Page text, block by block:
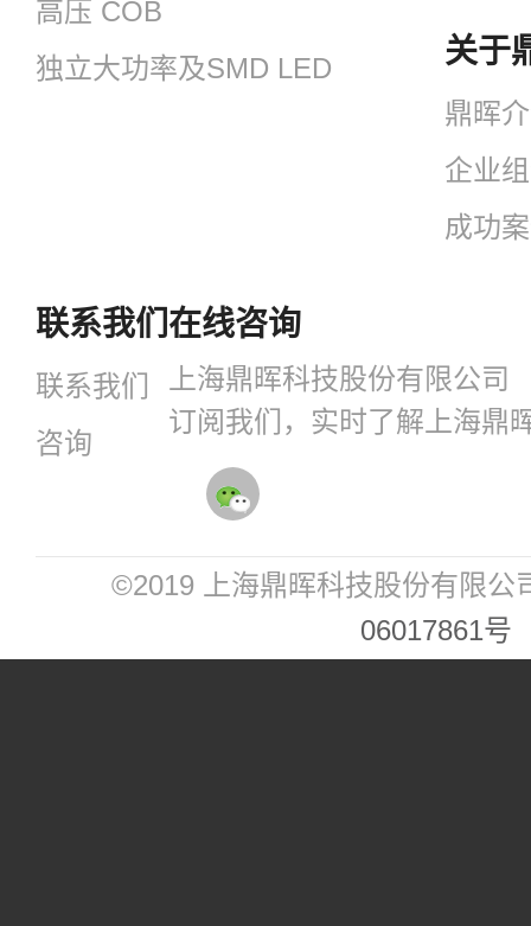
高压 COB
独立大功率及SMD LED
关于
鼎晖
企业
成功
联系我们
联系我们
咨询
在线咨询
上海鼎晖科技股份有限公司
订阅我们，实时了解上海鼎
©2019 上海鼎晖科技股份有限公
06017861号